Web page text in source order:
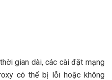
gian dài, các cài đặt mạng
có thể bị lỗi hoặc không